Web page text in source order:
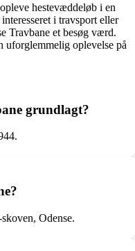
hestevæddeløb i en
i travsport eller
Travbane et besøg værd.
oplevelse på
grundlagt?
Odense.